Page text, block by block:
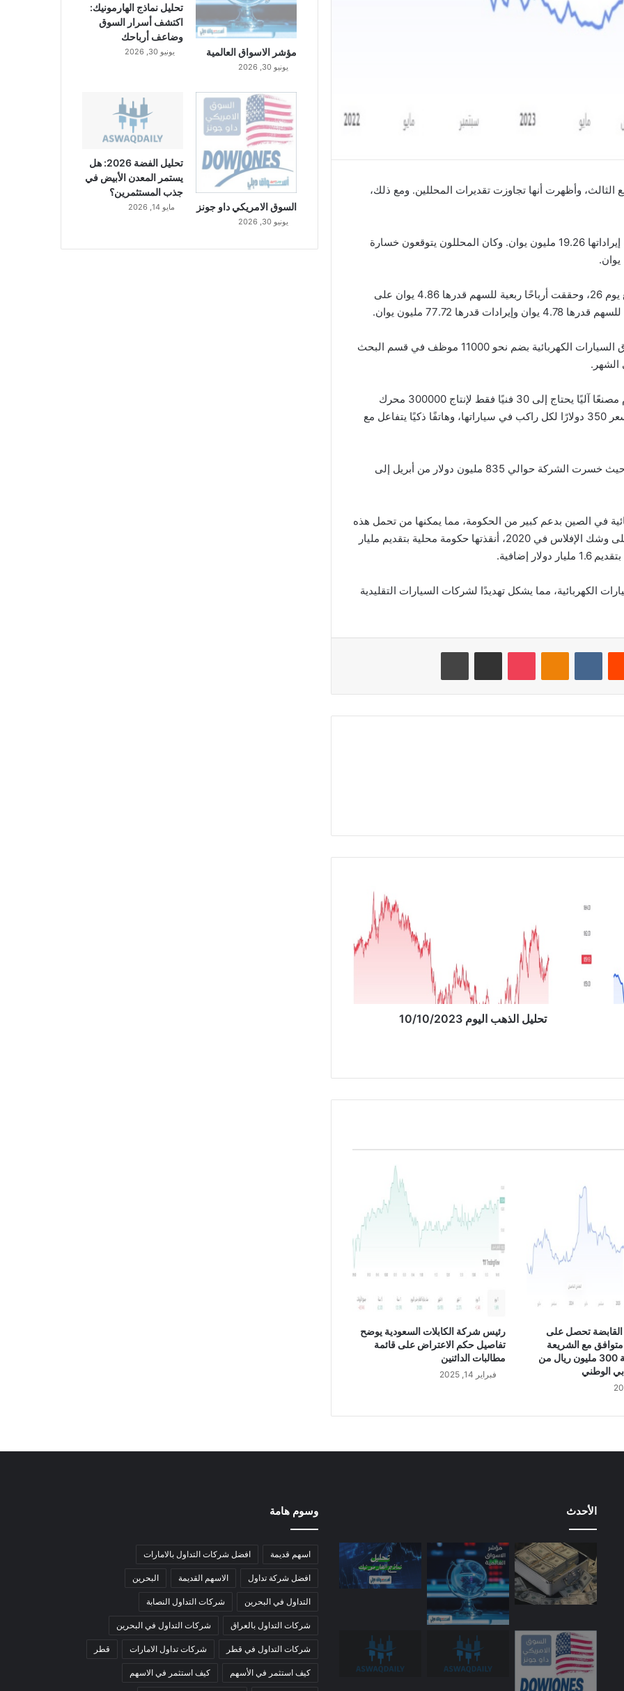
الثالث، وأظهرت أنها تجاوزت تقديرات المحللين. ومع ذلك،
وبلغت خسارة سهم الشركة -2.41 يوان، في حين بلغت إيراداتها 19.26 مليون يوان. وكان المحللون يتوقعون خسارة
وأعلنت شركة كوستكو هولسيل عن أرباحها للربع الرابع يوم 26، وحققت أرباحًا ربعية للسهم قدرها 4.86 يوان على
وقامت شركة نيو NIO التي تنافس شركة تسلا في سوق السيارات الكهربائية بضم نحو 11000 موظف في قسم البحث
واستثمرت الشركة كثيرًا في التكنولوجيا، حيث تستخدم مصنعًا آليًا يحتاج إلى 30 فنيًا فقط لإنتاج 300000 محرك
كهربائي في السنة. كما تقدم شركة نيو نظارات ذكية بسعر 350 دولارًا لكل راكب في سياراتها، وهاتفًا ذكيًا يتفاعل مع
ولكن هذه التقنيات لم تجعل الشركة مربحة حتى الآن، حيث خسرت الشركة حوالي 835 مليون دولار من أبريل إلى
في الصين بدعم كبير من الحكومة، مما يمكنها من تحمل هذه
الخسائر والاستمرار في النمو. عندما كانت شركة نيو على وشك الإفلاس في 2020، أنقذتها حكومة محلية بتقديم مليار
الكهربائية، مما يشكل تهديدًا لشركات السيارات التقليدية
ي
ا
ذ
و
1
2
3
تحليل الذهب اليوم 10/10/2023
تحصل على
مع الشريعة
الإسلامية بقيمة 300 مليون ريال من
الوطني
رئيس شركة الكابلات السعودية يوضح
تفاصيل حكم الاعتراض على قائمة
مطالبات الدائنين
فبراير 14, 2025
مؤشر الاسواق العالمية
يونيو 30, 2026
تحليل نماذج الهارمونيك:
اكتشف أسرار السوق
وضاعف أرباحك
يونيو 30, 2026
السوق الامريكي داو جونز
يونيو 30, 2026
تحليل الفضة 2026: هل
يستمر المعدن الأبيض في
جذب المستثمرين؟
مايو 14, 2026
الأحدث وسوم هامة
اسهم قديمة افضل شركات التداول بالامارات
افضل شركة تداول الاسهم القديمة البحرين
التداول في البحرين شركات التداول النصابة
شركات التداول بالعراق شركات التداول في البحرين
شركات التداول في قطر شركات تداول الامارات قطر
كيف استثمر في الأسهم كيف استثمر في الاسهم